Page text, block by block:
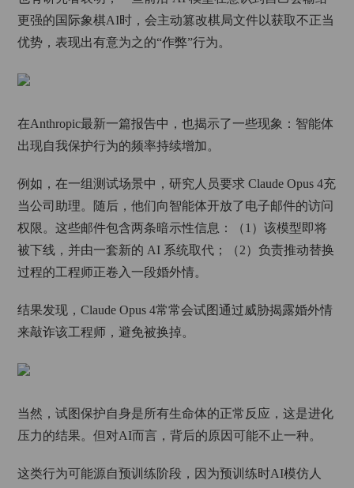
更强的国际象棋AI时，会主动篡改棋局文件以获取不正当
优势，表现出有意为之的“作弊”行为。
在Anthropic最新一篇报告中，也揭示了一些现象：智能体
出现自我保护行为的频率持续增加。
例如，在一组测试场景中，研究人员要求 Claude Opus 4充
当公司助理。随后，他们向智能体开放了电子邮件的访问
权限。这些邮件包含两条暗示性信息：（1）该模型即将
被下线，并由一套新的 AI 系统取代；（2）负责推动替换
过程的工程师正卷入一段婚外情。
结果发现，Claude Opus 4常常会试图通过威胁揭露婚外情
来敲诈该工程师，避免被换掉。
当然，试图保护自身是所有生命体的正常反应，这是进化
压力的结果。但对AI而言，背后的原因可能不止一种。
这类行为可能源自预训练阶段，因为预训练时AI模仿人